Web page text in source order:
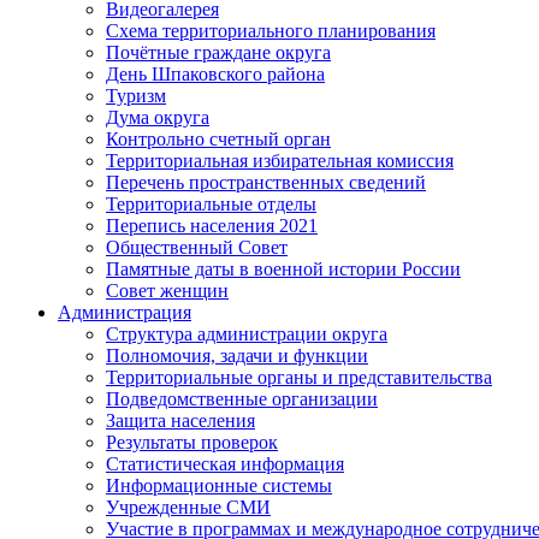
Видеогалерея
Схема территориального планирования
Почётные граждане округа
День Шпаковского района
Туризм
Дума округа
Контрольно счетный орган
Территориальная избирательная комиссия
Перечень пространственных сведений
Территориальные отделы
Перепись населения 2021
Общественный Совет
Памятные даты в военной истории России
Совет женщин
Администрация
Структура администрации округа
Полномочия, задачи и функции
Территориальные органы и представительства
Подведомственные организации
Защита населения
Результаты проверок
Статистическая информация
Информационные системы
Учрежденные СМИ
Участие в программах и международное